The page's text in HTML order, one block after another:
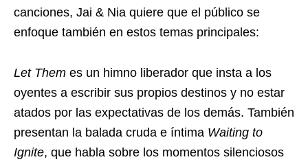
canciones, Jai & Nia quiere que el público se
enfoque también en estos temas principales:
Let Them es un himno liberador que insta a los
oyentes a escribir sus propios destinos y no estar
atados por las expectativas de los demás. También
presentan la balada cruda e íntima Waiting to
Ignite, que habla sobre los momentos silenciosos